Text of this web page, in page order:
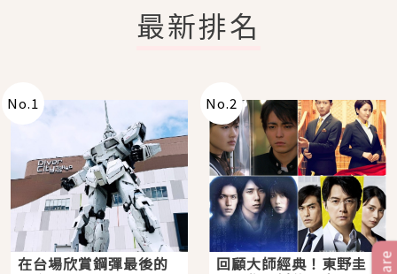
最新排名
No.1
在台場欣賞鋼彈最後的
No.2
回顧大師經典！東野圭